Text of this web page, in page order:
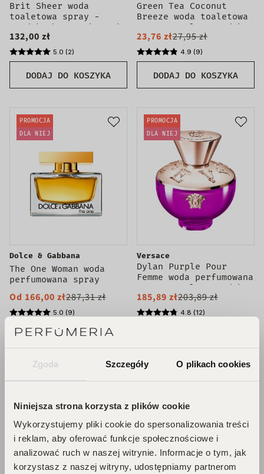
Zgoda Szczegóły O plikach cookies
Niniejsza strona korzysta z plików cookie
Wykorzystujemy pliki cookie do spersonalizowania treści
i reklam, aby oferować funkcje społecznościowe i
analizować ruch w naszej witrynie. Informacje o tym, jak
korzystasz z naszej witryny, udostępniamy partnerom
DODAJ DO KOSZYKA
Brit Sheer woda
toaletowa spray -
produkt bez opakowania
132,00 zł
5.0 (2)
DODAJ DO KOSZYKA
Green Tea Coconut
Breeze woda toaletowa
spray 100ml - produkt
bez opakowania
23,76 zł27,95 zł
4.9 (9)
PROMOCJA
DLA NIEJ
DODAJ DO KOSZYKA
Dolce & Gabbana
The One Woman woda
perfumowana spray
Od 166,00 zł287,31 zł
5.0 (9)
PROMOCJA
DLA NIEJ
Versace
Dylan Purple Pour
Femme woda perfumowana
spray 100ml - produkt
bez opakowania
185,89 zł203,89 zł
4.8 (12)
PROMOCJA
DARMOWA DOSTAWA
DLA NIEJ